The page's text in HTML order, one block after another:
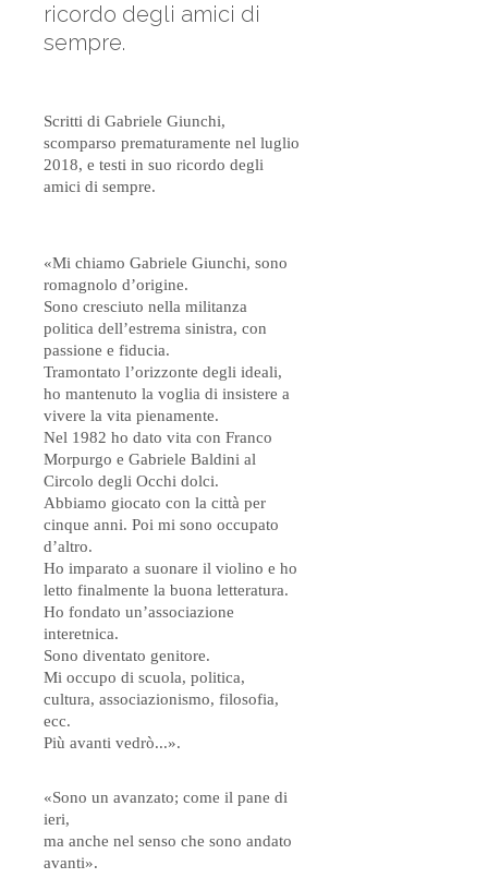
ricordo degli amici di
sempre.
Scritti di Gabriele Giunchi,
scomparso prematuramente nel luglio
2018, e testi in suo ricordo degli
amici di sempre.
«Mi chiamo Gabriele Giunchi, sono
romagnolo d’origine.
Sono cresciuto nella militanza
politica dell’estrema sinistra, con
passione e fiducia.
Tramontato l’orizzonte degli ideali,
ho mantenuto la voglia di insistere a
vivere la vita pienamente.
Nel 1982 ho dato vita con Franco
Morpurgo e Gabriele Baldini al
Circolo degli Occhi dolci.
Abbiamo giocato con la città per
cinque anni. Poi mi sono occupato
d’altro.
Ho imparato a suonare il violino e ho
letto finalmente la buona letteratura.
Ho fondato un’associazione
interetnica.
Sono diventato genitore.
Mi occupo di scuola, politica,
cultura, associazionismo, filosofia,
ecc.
Più avanti vedrò...».
«Sono un avanzato; come il pane di
ieri,
ma anche nel senso che sono andato
avanti».